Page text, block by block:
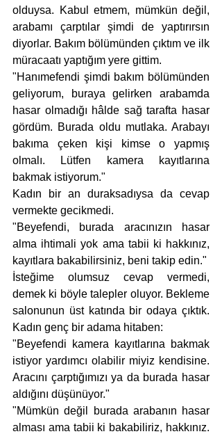
olduysa. Kabul etmem, mümkün değil,
arabamı çarptılar şimdi de yaptırırsın
diyorlar. Bakım bölümünden çıktım ve ilk
müracaatı yaptığım yere gittim.
"Hanımefendi şimdi bakım bölümünden
geliyorum, buraya gelirken arabamda
hasar olmadığı hâlde sağ tarafta hasar
gördüm. Burada oldu mutlaka. Arabayı
bakıma çeken kişi kimse o yapmış
olmalı. Lütfen kamera kayıtlarına
bakmak istiyorum."
Kadın bir an duraksadıysa da cevap
vermekte gecikmedi.
"Beyefendi, burada aracınızın hasar
alma ihtimali yok ama tabii ki hakkınız,
kayıtlara bakabilirsiniz, beni takip edin."
İsteğime olumsuz cevap vermedi,
demek ki böyle talepler oluyor. Bekleme
salonunun üst katında bir odaya çıktık.
Kadın genç bir adama hitaben:
"Beyefendi kamera kayıtlarına bakmak
istiyor yardımcı olabilir miyiz kendisine.
Aracını çarptığımızı ya da burada hasar
aldığını düşünüyor."
"Mümkün değil burada arabanın hasar
alması ama tabii ki bakabiliriz, hakkınız.